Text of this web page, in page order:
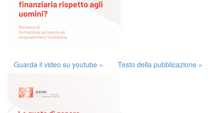
Guarda il video su youtube » Testo della pubblicazione »